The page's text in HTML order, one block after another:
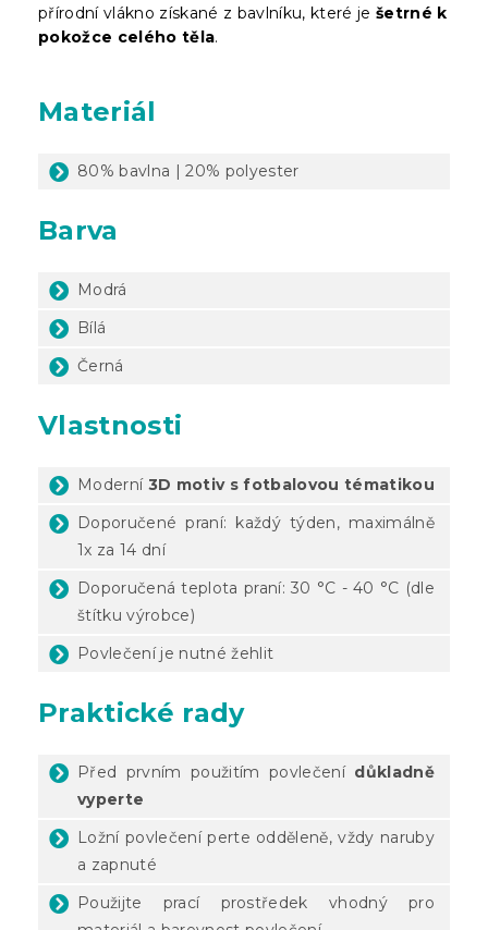
přírodní vlákno získané z bavlníku, které je šetrné k
pokožce celého těla.
Materiál
80% bavlna | 20% polyester
Barva
Modrá
Bílá
Černá
Vlastnosti
Moderní 3D motiv s fotbalovou tématikou
Doporučené praní: každý týden, maximálně
1x za 14 dní
Doporučená teplota praní: 30 °C - 40 °C (dle
štítku výrobce)
Povlečení je nutné žehlit
Praktické rady
Před prvním použitím povlečení důkladně
vyperte
Ložní povlečení perte odděleně, vždy naruby
a zapnuté
Použijte prací prostředek vhodný pro